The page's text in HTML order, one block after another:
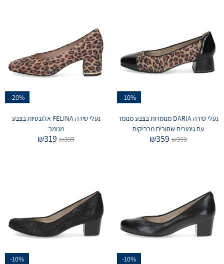
-10%
נעלי סירה DARIA מנומרות בצבע מנומר
עם גימורים שחורים מבריקים
₪399
₪359
-20%
נעלי סירה FELINA אלגנטיות בצבע
מנומר
₪399
₪319
-10%
-10%